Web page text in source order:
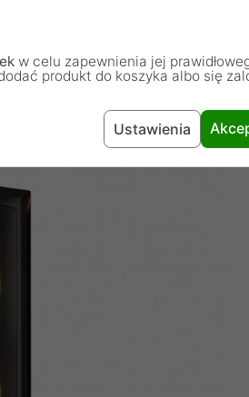
tyłu. Subtelnie podświetlony
pod każdym kątem.
aby zindywidualizować
lub kontrolerem ARGB.
w celu zapewnienia jej
produkt do koszyka albo się
Ustawienia